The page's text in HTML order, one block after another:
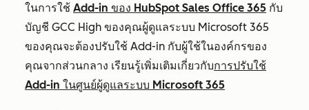
ในการใช้ Add-in ของ HubSpot Sales Office 365 กับ
บัญชี GCC High ของคุณผู้ดูแลระบบ Microsoft 365
ของคุณจะต้องปรับใช้ Add-in กับผู้ใช้ในองค์กรของ
คุณจากส่วนกลาง เรียนรู้เพิ่มเติมเกี่ยวกับการปรับใช้
Add-in ในศูนย์ผู้ดูแลระบบ Microsoft 365